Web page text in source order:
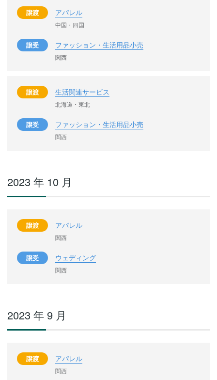
譲渡 アパレル
中国・四国
譲受 ファッション・生活用品小売
関西
譲渡 生活関連サービス
北海道・東北
譲受 ファッション・生活用品小売
関西
2023 年 10 月
譲渡 アパレル
関西
譲受 ウェディング
関西
2023 年 9 月
譲渡 アパレル
関西